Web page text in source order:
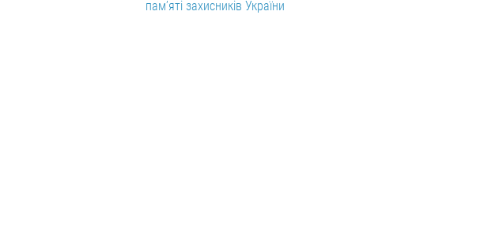
памʼяті захисників України